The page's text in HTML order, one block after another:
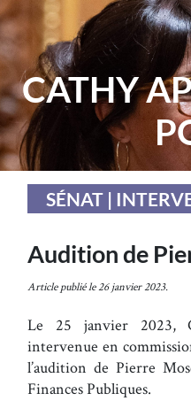
CATHY
SÉNAT |
Audition de
Article publié le 26 janvier 2023.
Le 25 janvier 2023,
intervenue en
l’audition de Pierre
Finances Publiques.